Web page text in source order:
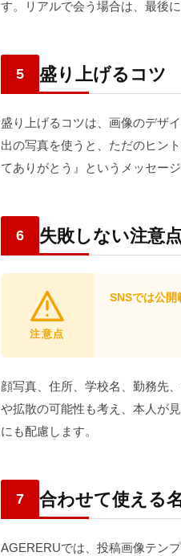
す。リアルで会う場合は、最後
5 盛り上げるコツ
盛り上げるコツは、画像のデザ
出の写真を使うと、ただのヒン
てありがとう』というメッセー
6 失敗しない注意点
注意点
SNSでは公開
顔写真、住所、学校名、勤務先
や拡散の可能性も考え、本人が
にも配慮します。
7 合わせて使える
AGERERUでは、投稿画像テン